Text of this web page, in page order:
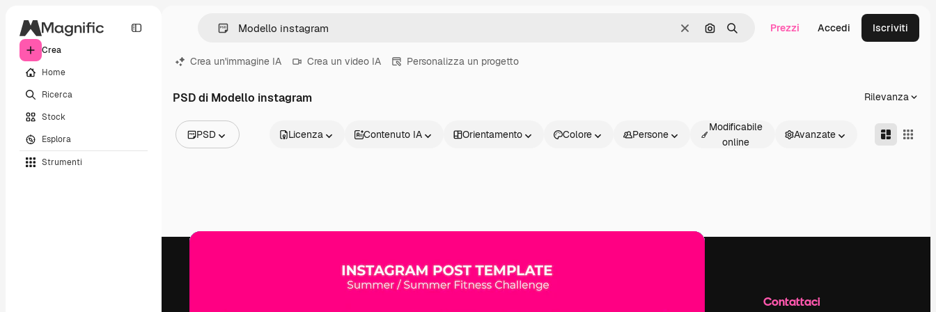
Crea
Home
Ricerca
Stock
Esplora
Strumenti
CancellaCerca per immagine
Ricerca Prezzi Accedi Iscriviti
Crea un'immagine IA Crea un video IA Personalizza un progetto
PSD di Modello instagram Rilevanza
PSD
Video
Licenza Contenuto IA Orientamento Colore Persone
Modificabile
online
Avanzate
Contattaci